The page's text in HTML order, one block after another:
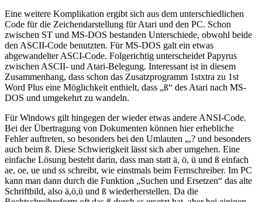
Eine weitere Komplikation ergibt sich aus dem unterschiedlichen
Code für die Zeichendarstellung für Atari und den PC. Schon
zwischen ST und MS-DOS bestanden Unterschiede, obwohl beide
den ASCII-Code benutzten. Für MS-DOS galt ein etwas
abgewandelter ASCI-Code. Folgerichtig unterscheidet Papyrus
zwischen ASCII- und Atari-Belegung. Interessant ist in diesem
Zusammenhang, dass schon das Zusatzprogramm 1stxtra zu 1st
Word Plus eine Möglichkeit enthielt, dass „ß“ des Atari nach MS-
DOS und umgekehrt zu wandeln.
Für Windows gilt hingegen der wieder etwas andere ANSI-Code.
Bei der Übertragung von Dokumenten können hier erhebliche
Fehler auftreten, so besonders bei den Umlauten „,? und besonders
auch beim ß. Diese Schwierigkeit lässt sich aber umgehen. Eine
einfache Lösung besteht darin, dass man statt ä, ö, ü und ß einfach
ae, oe, ue und ss schreibt, wie einstmals beim Fernschreiber. Im PC
kann man dann durch die Funktion „Suchen und Ersetzen“ das alte
Schriftbild, also ä,ö,ü und ß wiederherstellen. Da die